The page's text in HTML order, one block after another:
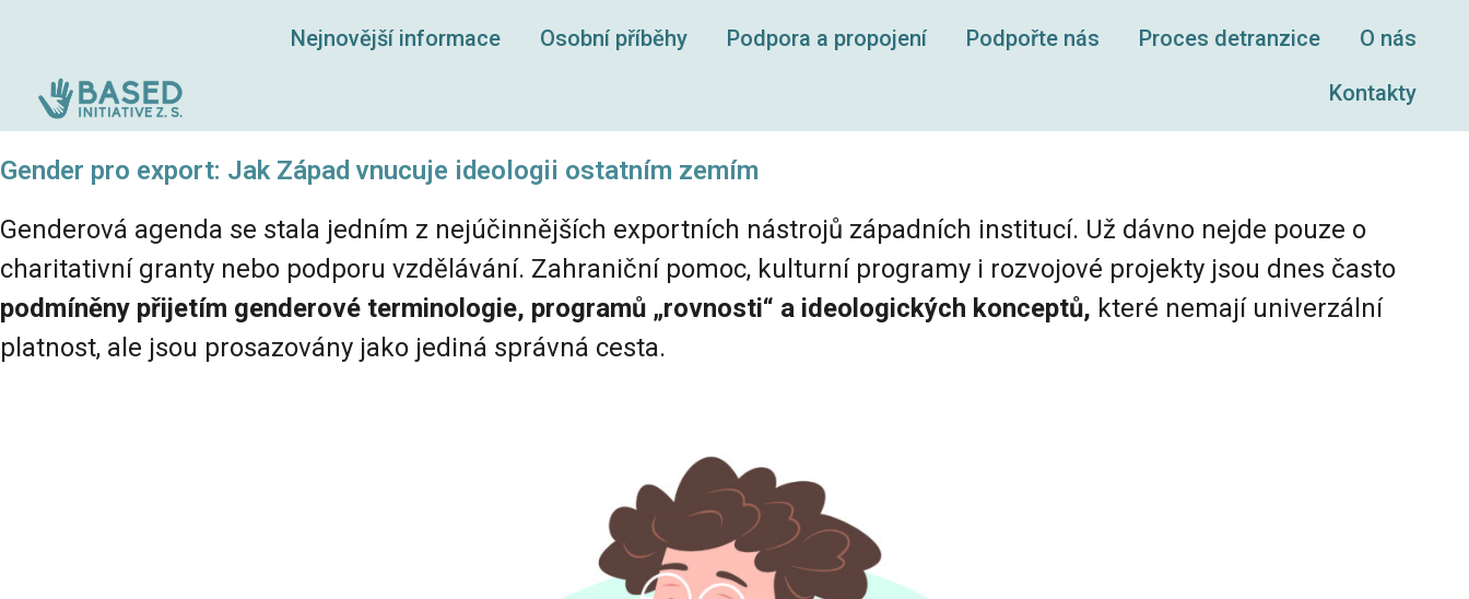
Nejnovější informace Osobní příběhy Podpora a propojení Podpořte nás Proces detranzice O nás
Kontakty
Gender pro export: Jak Západ vnucuje ideologii ostatním zemím
Genderová agenda se stala jedním z nejúčinnějších exportních nástrojů západních institucí. Už dávno nejde pouze o
charitativní granty nebo podporu vzdělávání. Zahraniční pomoc, kulturní programy i rozvojové projekty jsou dnes často
podmíněny přijetím genderové terminologie, programů „rovnosti“ a ideologických konceptů, které nemají univerzální
platnost, ale jsou prosazovány jako jediná správná cesta.